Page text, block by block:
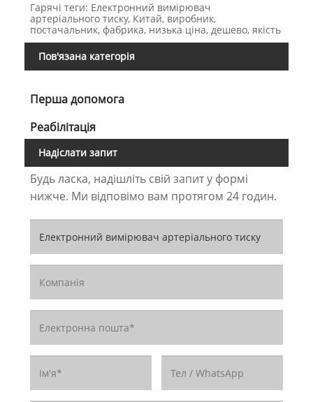
Гарячі теги: Електронний вимірювач
артеріального тиску, Китай, виробник,
постачальник, фабрика, низька ціна, дешево, якість
Пов'язана категорія
Перша допомога
Реабілітація
Надіслати запит
Будь ласка, надішліть свій запит у формі
нижче. Ми відповімо вам протягом 24 годин.